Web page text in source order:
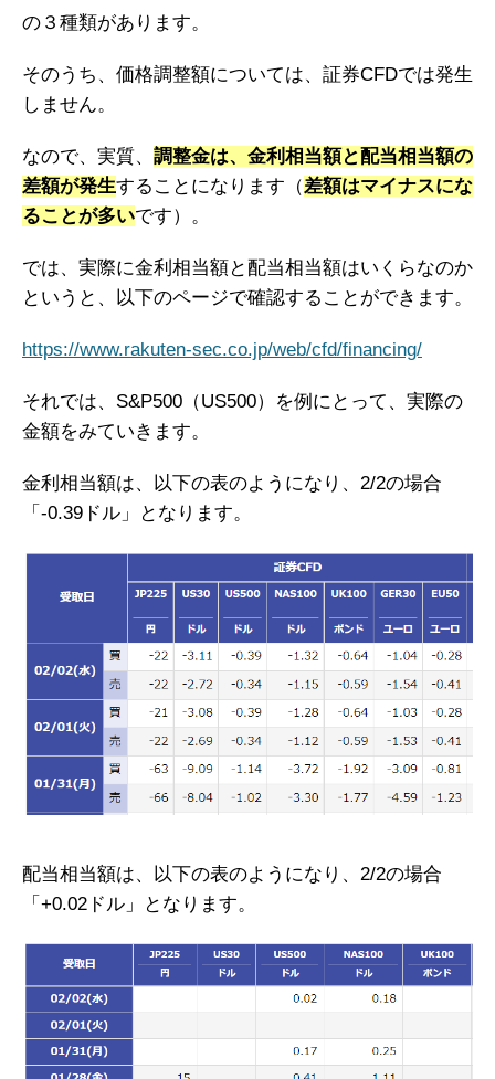
の３種類があります。
そのうち、価格調整額については、証券CFDでは発生
しません。
なので、実質、 調整金は、金利相当額と配当相当額の
差額が発生することになります（差額はマイナスにな
ることが多いです）。
では、実際に金利相当額と配当相当額はいくらなのか
というと、以下のページで確認することができます。
https://www.rakuten-sec.co.jp/web/cfd/financing/
それでは、S&P500（US500）を例にとって、実際の
金額をみていきます。
金利相当額は、以下の表のようになり、2/2の場合
「-0.39ドル」となります。
配当相当額は、以下の表のようになり、2/2の場合
「+0.02ドル」となります。